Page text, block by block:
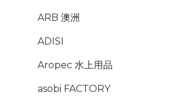
ARB 澳洲
ADISI
Aropec 水上用品
asobi FACTORY